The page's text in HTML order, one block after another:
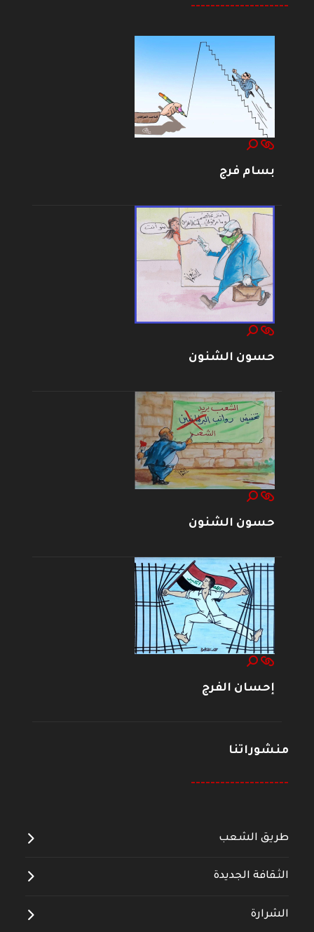
--------------------
بسام فرج
حسون الشنون
حسون الشنون
إحسان الفرج
منشوراتنا
--------------------
طريق الشعب
الثقافة الجديدة
الشرارة